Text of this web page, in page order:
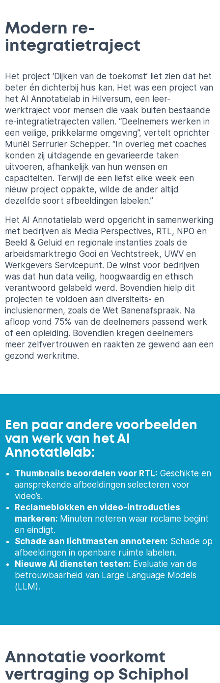
Modern re-
integratietraject
Het project ‘Dijken van de toekomst’ liet zien dat het
beter én dichterbij huis kan. Het was een project van
het AI Annotatielab in Hilversum, een leer-
werktraject voor mensen die vaak buiten bestaande
re-integratietrajecten vallen. “Deelnemers werken in
een veilige, prikkelarme omgeving”, vertelt oprichter
Muriël Serrurier Schepper. “In overleg met coaches
konden zij uitdagende en gevarieerde taken
uitvoeren, afhankelijk van hun wensen en
capaciteiten. Terwijl de een liefst elke week een
nieuw project oppakte, wilde de ander altijd
dezelfde soort afbeeldingen labelen.”
Het AI Annotatielab werd opgericht in samenwerking
met bedrijven als Media Perspectives, RTL, NPO en
Beeld & Geluid en regionale instanties zoals de
arbeidsmarktregio Gooi en Vechtstreek, UWV en
Werkgevers Servicepunt. De winst voor bedrijven
was dat hun data veilig, hoogwaardig en ethisch
verantwoord gelabeld werd. Bovendien hielp dit
projecten te voldoen aan diversiteits- en
inclusienormen, zoals de Wet Banenafspraak. Na
afloop vond 75% van de deelnemers passend werk
of een opleiding. Bovendien kregen deelnemers
meer zelfvertrouwen en raakten ze gewend aan een
gezond werkritme.
Een paar andere voorbeelden
van werk van het AI
Annotatielab:
Thumbnails beoordelen voor RTL: Geschikte en
aansprekende afbeeldingen selecteren voor
video’s.
Reclameblokken en video-introducties
markeren: Minuten noteren waar reclame begint
en eindigt.
Schade aan lichtmasten annoteren: Schade op
afbeeldingen in openbare ruimte labelen.
Nieuwe AI diensten testen: Evaluatie van de
betrouwbaarheid van Large Language Models
(LLM).
Annotatie voorkomt
vertraging op Schiphol